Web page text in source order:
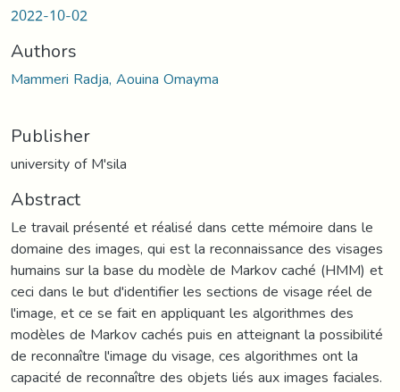
2022-10-02
Authors
Mammeri Radja, Aouina Omayma
Publisher
university of M'sila
Abstract
Le travail présenté et réalisé dans cette mémoire dans le
domaine des images, qui est la reconnaissance des visages
humains sur la base du modèle de Markov caché (HMM) et
ceci dans le but d'identifier les sections de visage réel de
l'image, et ce se fait en appliquant les algorithmes des
modèles de Markov cachés puis en atteignant la possibilité
de reconnaître l'image du visage, ces algorithmes ont la
capacité de reconnaître des objets liés aux images faciales.